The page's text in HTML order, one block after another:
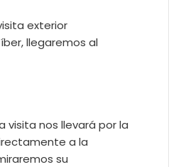
exterior
llegaremos al
visita nos llevará por la
a la
su